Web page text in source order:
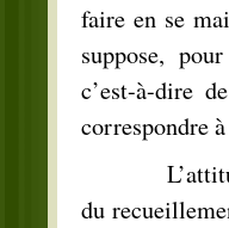
faire en se
suppose,
c’est-à-dire
correspondre
L’attitude
du